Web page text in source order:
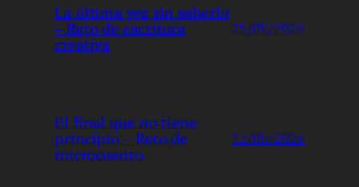
La última vez sin saberlo
– Reto de escritura
creativa
25/05/2026
El final que no tiene
principio – Reto de
microcuento
12/05/2026